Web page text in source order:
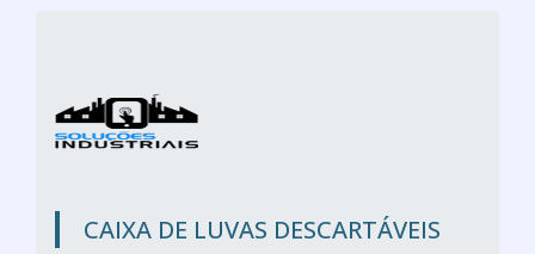
CAIXA DE LUVAS DESCARTÁVEIS